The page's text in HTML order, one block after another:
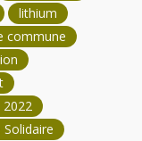
lithium
commune